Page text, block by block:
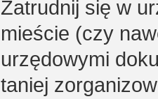
Zatrudnij się w
mieście (czy
urzędowymi
taniej